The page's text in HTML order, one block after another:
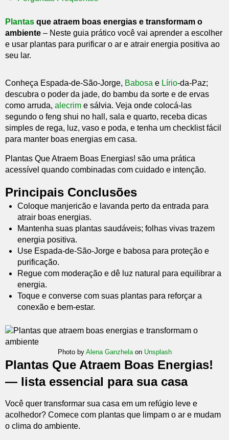
Plantas que atraem boas energias e transformam o
ambiente – Neste guia prático você vai aprender a escolher
e usar plantas para purificar o ar e atrair energia positiva ao
seu lar.
Conheça Espada-de-São-Jorge, Babosa e Lírio-da-Paz;
descubra o poder da jade, do bambu da sorte e de ervas
como arruda, alecrim e sálvia. Veja onde colocá-las
segundo o feng shui no hall, sala e quarto, receba dicas
simples de rega, luz, vaso e poda, e tenha um checklist fácil
para manter boas energias em casa.
Plantas Que Atraem Boas Energias! são uma prática
acessível quando combinadas com cuidado e intenção.
Principais Conclusões
Coloque manjericão e lavanda perto da entrada para
atrair boas energias.
Mantenha suas plantas saudáveis; folhas vivas trazem
energia positiva.
Use Espada-de-São-Jorge e babosa para proteção e
purificação.
Regue com moderação e dê luz natural para equilibrar a
energia.
Toque e converse com suas plantas para reforçar a
conexão e bem-estar.
Photo by Alena Ganzhelaon Unsplash
Plantas Que Atraem Boas Energias!
— lista essencial para sua casa
Você quer transformar sua casa em um refúgio leve e
acolhedor? Comece com plantas que limpam o ar e mudam
o clima do ambiente.